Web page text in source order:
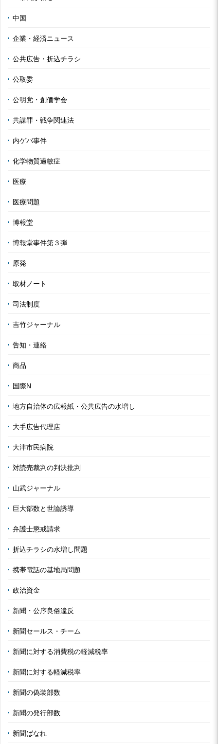
中国
企業・経済ニュース
公共広告・折込チラシ
公取委
公明党・創価学会
共謀罪・戦争関連法
内ゲバ事件
化学物質過敏症
医療
医療問題
博報堂
博報堂事件第３弾
原発
取材ノート
司法制度
吉竹ジャーナル
告知・連絡
商品
国際N
地方自治体の広報紙・公共広告の水増し
大手広告代理店
大津市民病院
対読売裁判の判決批判
山武ジャーナル
巨大部数と世論誘導
弁護士懲戒請求
折込チラシの水増し問題
携帯電話の基地局問題
政治資金
新聞・公序良俗違反
新聞セールス・チーム
新聞に対する消費税の軽減税率
新聞に対する軽減税率
新聞の偽装部数
新聞の発行部数
新聞ばなれ